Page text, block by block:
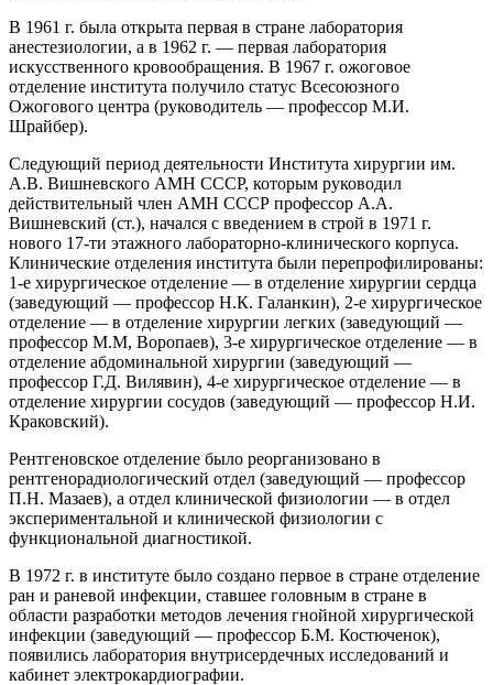
В 1961 г. была открыта первая в стране лаборатория
анестезиологии, а в 1962 г. — первая лаборатория
искусственного кровообращения. В 1967 г. ожоговое
отделение института получило статус Всесоюзного
Ожогового центра (руководитель — профессор М.И.
Шрайбер).
Следующий период деятельности Института хирургии им.
А.В. Вишневского АМН СССР, которым руководил
действительный член АМН СССР профессор А.А.
Вишневский (ст.), начался с введением в строй в 1971 г.
нового 17-ти этажного лабораторно-клинического корпуса.
Клинические отделения института были перепрофилированы:
1-е хирургическое отделение — в отделение хирургии сердца
(заведующий — профессор Н.К. Галанкин), 2-е хирургическое
отделение — в отделение хирургии легких (заведующий —
профессор М.М, Воропаев), 3-е хирургическое отделение — в
отделение абдоминальной хирургии (заведующий —
профессор Г.Д. Вилявин), 4-е хирургическое отделение — в
отделение хирургии сосудов (заведующий — профессор Н.И.
Краковский).
Рентгеновское отделение было реорганизовано в
рентгенорадиологический отдел (заведующий — профессор
П.Н. Мазаев), а отдел клинической физиологии — в отдел
экспериментальной и клинической физиологии с
функциональной диагностикой.
В 1972 г. в институте было создано первое в стране отделение
ран и раневой инфекции, ставшее головным в стране в
области разработки методов лечения гнойной хирургической
инфекции (заведующий — профессор Б.М. Костюченок),
появились лаборатория внутрисердечных исследований и
кабинет электрокардиографии.